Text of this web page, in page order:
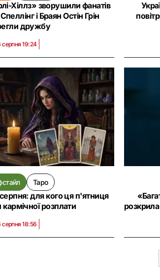
Хіллз» зворушили фанатів
і Браян Остін Грін
дружбу
серпня 19:24
Таро
для кого ця п'ятниця
розплати
серпня 18:56